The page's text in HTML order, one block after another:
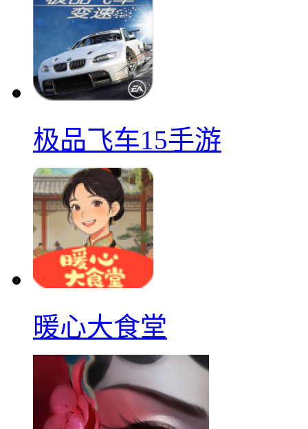
极品飞车15手游
暖心大食堂